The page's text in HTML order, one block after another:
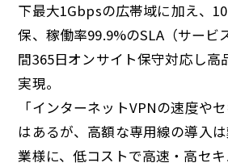
下最大1Gbpsの広帯域に加え、
保、稼働率99.9%のSLA（サービ
間365日オンサイト保守対応し高
実現。
「インターネットVPNの速度や
はあるが、高額な専用線の導入
業様に、低コストで高速・高セ